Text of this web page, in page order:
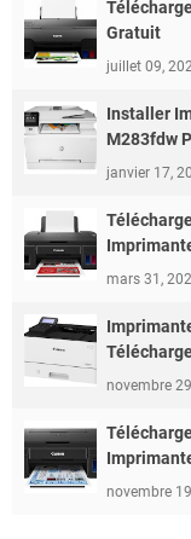
Gratuit
juillet 09,
Installer
M283fdw
janvier 17,
mars 31,
novembre
novembre